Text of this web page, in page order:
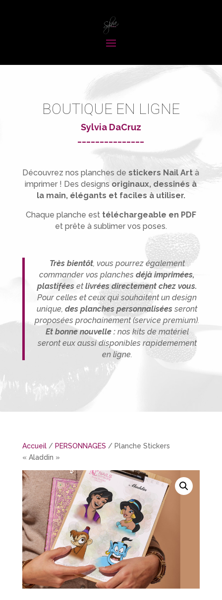
BOUTIQUE EN LIGNE
Sylvia DaCruz
_______________
Découvrez nos planches destickers Nail Art à
imprimer ! Des designs originaux, dessinés à
la main, élégants et faciles à utiliser.
Chaque planche est téléchargeable en PDF
et prête à sublimer vos poses.
Très bientôt, vous pourrez également
commander vos planchesdéjà imprimées,
plastiféesetlivrées directement chez vous.
Pour celles et ceux qui souhaitent un design
unique,des planches personnaliséesseront
proposées prochainement (service premium).
Et bonne nouvelle : nos kits de matériel
seront eux aussi disponibles rapidemement
en ligne.
Accueil/ PERSONNAGES / Planche Stickers
« Aladdin »